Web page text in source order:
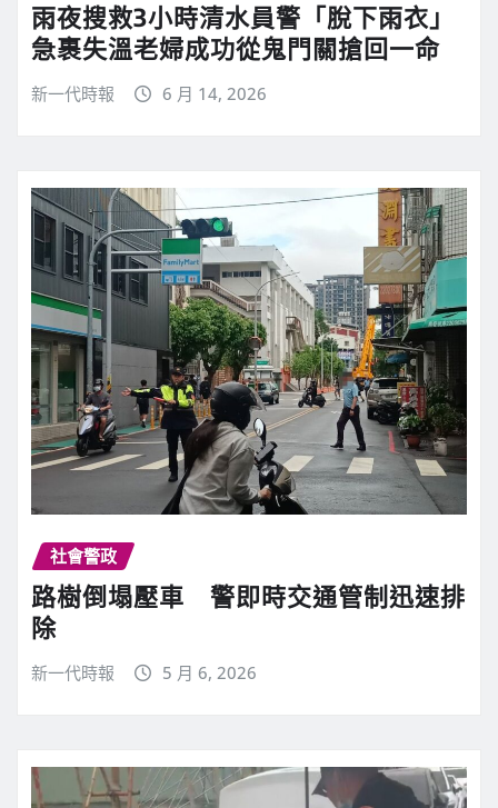
雨夜搜救3小時清水員警「脫下雨衣」
急裹失溫老婦成功從鬼門關搶回一命
新一代時報 6 月 14, 2026
社會警政
路樹倒塌壓車 警即時交通管制迅速排
除
新一代時報 5 月 6, 2026